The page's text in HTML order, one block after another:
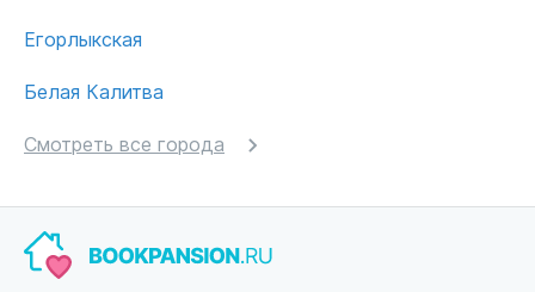
Егорлыкская
Белая Калитва
Смотреть все города